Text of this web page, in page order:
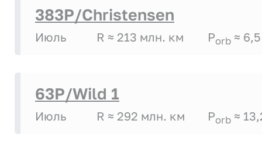
383P/Christensen
Июль R ≈ 213 млн. км Porb ≈ 6,5
63P/Wild 1
Июль R ≈ 292 млн. км Porb ≈